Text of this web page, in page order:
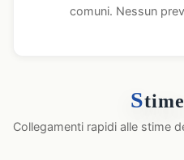
comuni. Nessun
S
Collegamenti rapidi alle stime